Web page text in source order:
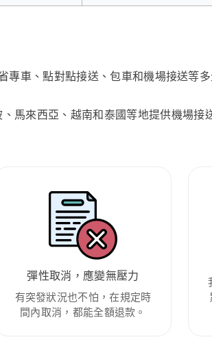
車、點對點接送、包車和機場接送等
馬來西亞、越南和泰國等地提供機場接
彈性取消，應變無壓力
有突發狀況也不怕，在規定時
間內取消，都能全額退款。